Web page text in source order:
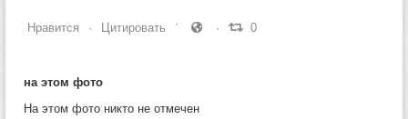
Нравится Цитировать 0
на этом фото
На этом фото никто не отмечен